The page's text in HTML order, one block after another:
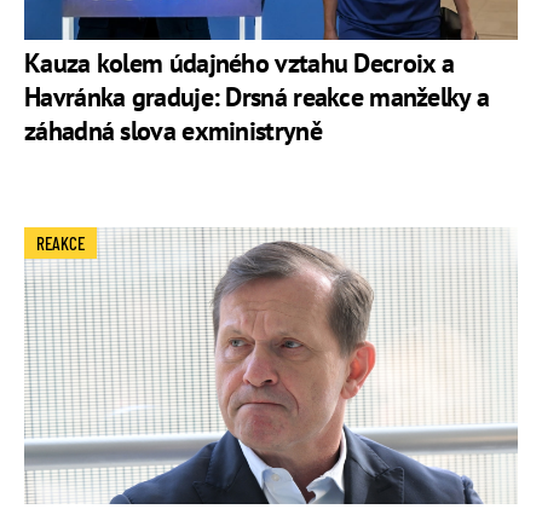
Kauza kolem údajného vztahu Decroix a
Havránka graduje: Drsná reakce manželky a
záhadná slova exministryně
REAKCE